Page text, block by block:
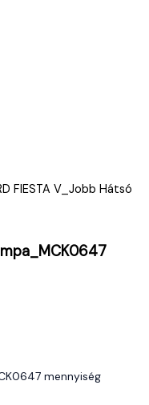
FIESTA V_Jobb Hátsó
mennyiség